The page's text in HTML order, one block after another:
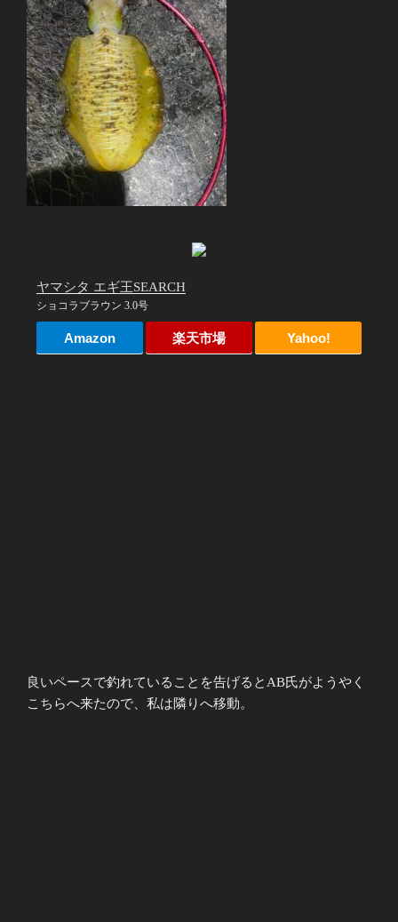
ヤマシタ エギ王SEARCH
ショコラブラウン 3.0号
Amazon 楽天市場 Yahoo!
良いペースで釣れていることを告げるとAB氏がようやく
こちらへ来たので、私は隣りへ移動。